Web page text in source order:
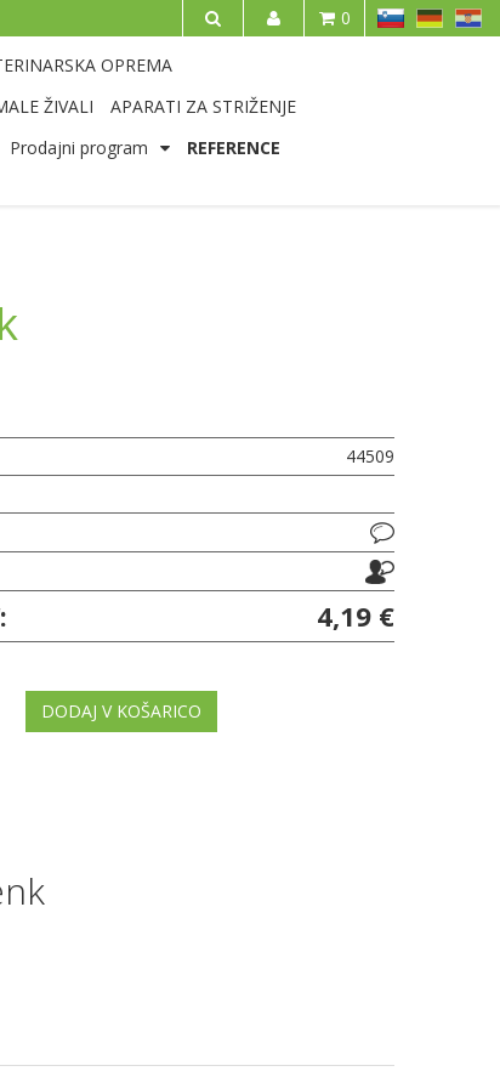
SL HR
0
OPREMA
ŽIVALI
APARATI ZA STRIŽENJE
Prodajni program REFERENCE
44509
4,19 €
DODAJ V KOŠARICO